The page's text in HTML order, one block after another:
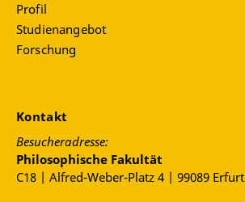
Profil
Studienangebot
Forschung
Kontakt
Besucheradresse:
Philosophische Fakultät
C18 | Alfred-Weber-Platz 4 | 99089 Erfurt